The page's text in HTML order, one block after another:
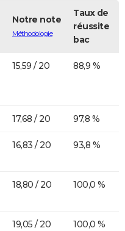
Notre note
Méthodologie
Taux de
réussite
bac
15,59 / 20 88,9 %
17,68 / 20 97,8 %
16,83 / 20 93,8 %
18,80 / 20 100,0 %
19,05 / 20 100,0 %